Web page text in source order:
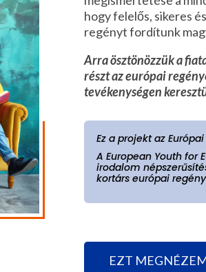
hogy felelős, sikeres
regényt fordítunk
Arra ösztönözzük a
részt az európai
tevékenységen
Ez a projekt az
A European Youth for
irodalom
kortárs európai
EZT